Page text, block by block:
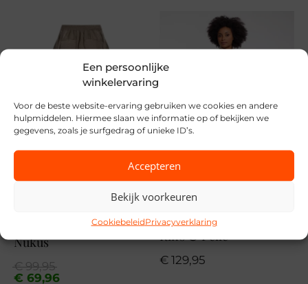
Een persoonlijke
winkelervaring
Voor de beste website-ervaring gebruiken we cookies en andere
hulpmiddelen. Hiermee slaan we informatie op of bekijken we
gegevens, zoals je surfgedrag of unieke ID’s.
Accepteren
Bekijk voorkeuren
CookiebeleidPrivacyverklaring
MPN
180083002
Nukus
€99,95
Oorspronkelijke
prijs
€ 69,96
Huidige
prijs
Rino & Pelle
€ 129,95